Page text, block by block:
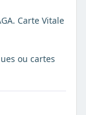
Carte Vitale
ou cartes